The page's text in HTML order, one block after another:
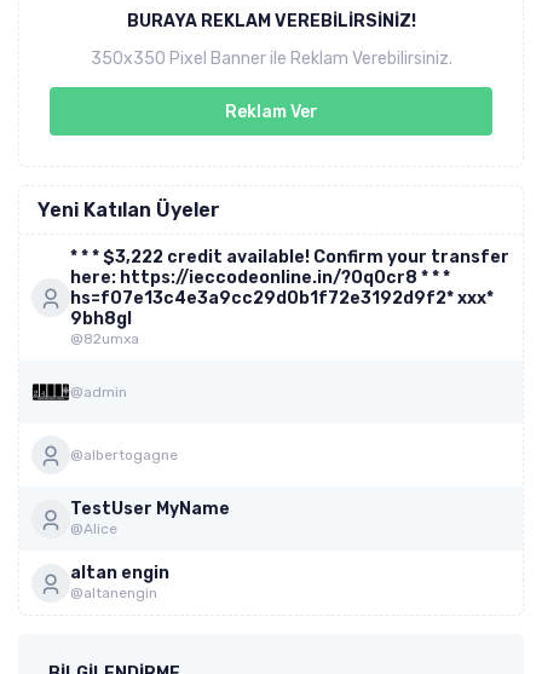
BURAYA REKLAM VEREBILIRSINIZ!
350x350 Pixel Banner ile Reklam Verebilirsiniz.
Reklam Ver
Yeni Katılan Üyeler
* * * $3,222 credit available! Confirm your transfer
here: https://ieccodeonline.in/?0q0cr8 * * *
hs=f07e13c4e3a9cc29d0b1f72e3192d9f2* ххх*
9bh8gl
@82umxa
@admin
@albertogagne
TestUser MyName
@Alice
altan engin
@altanengin